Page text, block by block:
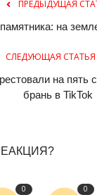
ПРЕДЫДУЩАЯ
на
СЛЕДУЮЩАЯ СТАТЬЯ
на пять
брань в TikTok
0 0